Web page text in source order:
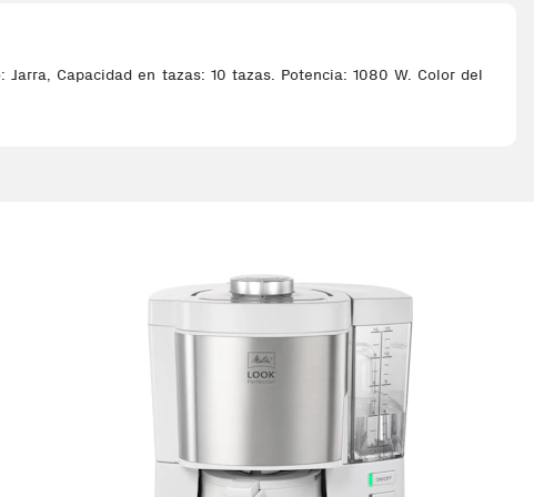
Capacidad en tazas: 10 tazas. Potencia: 1080 W. Color del